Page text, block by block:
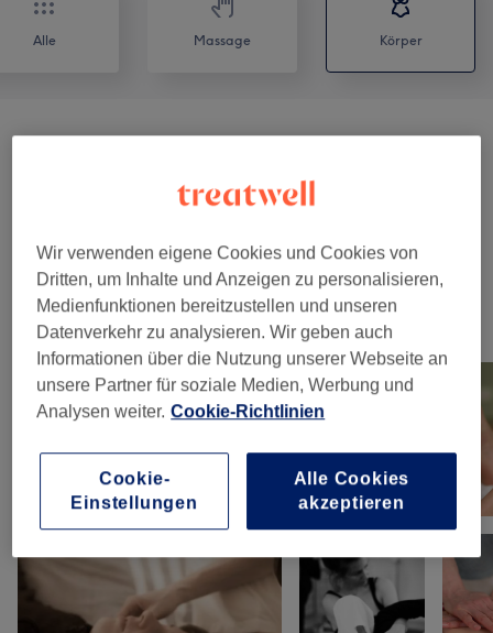
Alle Massage Körper
Schwangerschaft & Das Jahr Danach (1)
Therapeutische Massagen (1)
Ohrakupunktur ( 3) ab 20 €
Unsere Arbeit
Bild anklicken für weitere Details
Wir verwenden eigene Cookies und Cookies von
Dritten, um Inhalte und Anzeigen zu personalisieren,
Medienfunktionen bereitzustellen und unseren
Datenverkehr zu analysieren. Wir geben auch
Informationen über die Nutzung unserer Webseite an
unsere Partner für soziale Medien, Werbung und
Analysen weiter. Cookie-Richtlinien
Cookie-
Einstellungen
Alle Cookies
akzeptieren